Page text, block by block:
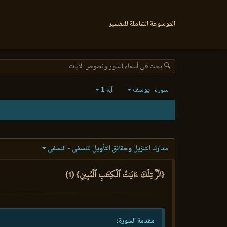
الموسوعة الشاملة للتفسير
🔍 بحث في أسماء السور ونصوص الآيات
سورة يوسف آية 1
مدارك التنزيل وحقائق التأويل للنسفي - النسفي
{الٓرۚ تِلۡكَ ءَايَٰتُ ٱلۡكِتَٰبِ ٱلۡمُبِينِ} (1)
مقدمة السورة: